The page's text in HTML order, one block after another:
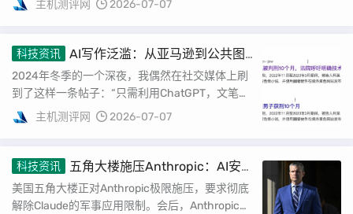
主机测评网 2026-07-07
科技资讯
AI写作泛滥：从亚马逊到公共图
书馆的“赛博泔水”
2024年冬季的一个深夜，我偶然在社交媒体上刷
到了这样一条帖子：“只需利用ChatGPT，文笔、
逻辑全不要，轻松写小黄文，月赚1W+。”...
主机测评网 2026-07-07
科技资讯
五角大楼施压Anthropic：AI安全
理想向现实妥协
美国五角大楼正对Anthropic极限施压，要求彻底
解除Claude的军事应用限制。会后，Anthropic发